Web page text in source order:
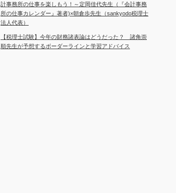
計事務所の仕事を楽しもう！～定岡佳代先生（『会計事務
所の仕事カレンダー』著者)×朝倉歩先生（sankyodo税理士
法人代表）
【税理士試験】今年の財務諸表論はどうだった？ 諸角崇
順先生が予想するボーダーラインと学習アドバイス